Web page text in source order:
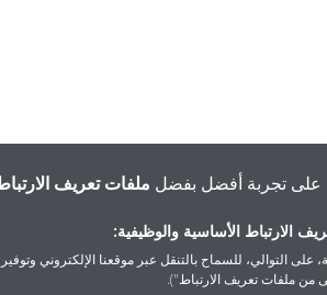
أفضل بفضلملفات تعريف الارتباط
الأساسية والوظيفية:
للسماح بالتنقل عبر موقعنا الإلكتروني وتوفير الخدمات
الارتباط").